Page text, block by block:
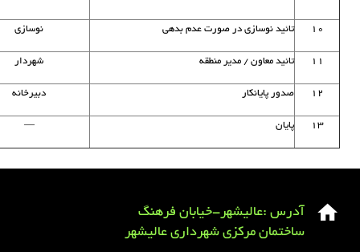
۱۰ تائید نوسازی در صورت عدم بدهی نوسازی
۱۱ تائید معاون / مدیر منطقه شهردار
۱۲ صدور پایانکار دبیرخانه
۱۳ پایان —
آدرس :عالیشهر-خیابان فرهنگ
ساختمان مرکزی شهرداری عالیشهر